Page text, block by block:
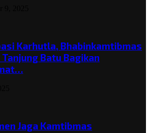
Karhutla, Bhabinkamtibmas
Batu Bagikan
Jaga Kamtibmas